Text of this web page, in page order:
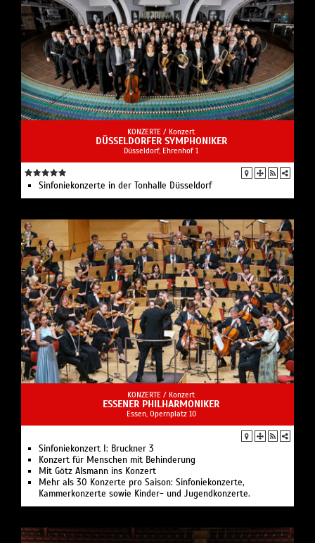
KONZERTE / Konzert
DÜSSELDORFER SYMPHONIKER
Düsseldorf, Ehrenhof 1
Sinfoniekonzerte in der Tonhalle Düsseldorf
KONZERTE / Konzert
ESSENER PHILHARMONIKER
Essen, Opernplatz 10
Sinfoniekonzert I: Bruckner 3
Konzert für Menschen mit Behinderung
Mit Götz Alsmann ins Konzert
Mehr als 30 Konzerte pro Saison: Sinfoniekonzerte,
Kammerkonzerte sowie Kinder- und Jugendkonzerte.